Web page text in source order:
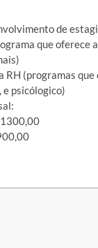
de
que oferece
RH (programas
psicólogico)